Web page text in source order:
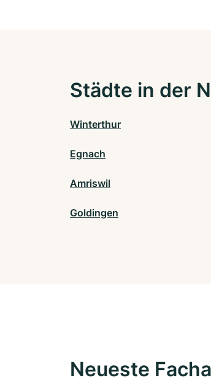
Städte in der
Winterthur
Egnach
Amriswil
Goldingen
Neueste